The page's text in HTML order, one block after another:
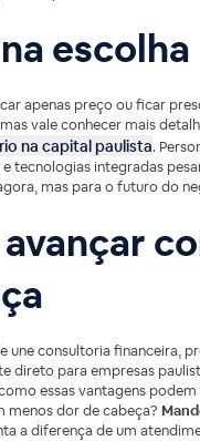
escolha
apenas preço ou ficar
vale conhecer mais
na capital paulista.
tecnologias integradas
mas para o futuro do
une consultoria financeira,
direto para empresas
essas vantagens podem
menos dor de cabeça?
a diferença de um